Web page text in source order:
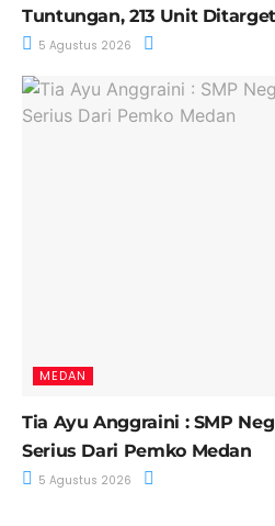
Tuntungan, 213 Unit
5 Agustus 2026
MEDAN
Tia Ayu Anggraini : SMP
Serius Dari Pemko Medan
5 Agustus 2026